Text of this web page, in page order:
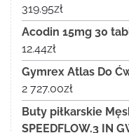
319.95zł
Acodin 15mg 30
12.44zł
Gymrex Atlas Do
2 727.00zł
Buty piłkarskie
SPEEDFLOW.3 IN